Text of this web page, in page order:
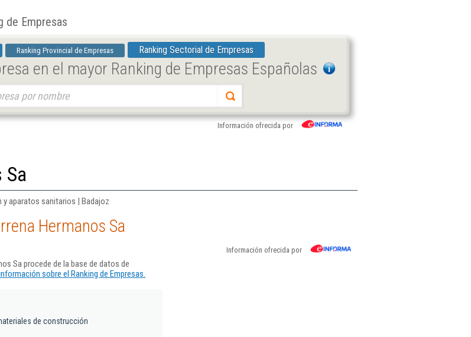
de Empresas
Ranking Provincial de Empresas Ranking Sectorial de Empresas
en el mayor Ranking de Empresas Españolas
Información ofrecida por
Sa
aparatos sanitarios | Badajoz
Hermanos Sa
Información ofrecida por
Sa procede de la base de datos de
sobre el Ranking de Empresas.
de construcción